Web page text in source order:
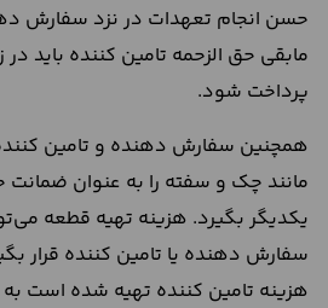
حسن انجام تعهدات در نزد سفارش
مابقی حق الزحمه تامین کننده باید
پرداخت شود.
همچنین سفارش دهنده و تامین
مانند چک و سفته را به عنوان ضمانت
یکدیگر بگیرد. هزینه تهیه قطعه
سفارش دهنده یا تامین کننده قرار
هزینه تامین کننده تهیه شده است